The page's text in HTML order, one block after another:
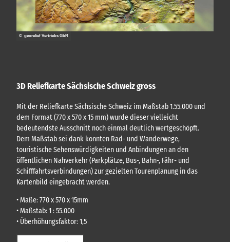
3D Reliefkarte Sächsische Schweiz gross
Mit der Reliefkarte Sächsische Schweiz im Maßstab 1.55.000 und
dem Format (770 x 570 x 15 mm) wurde dieser vielleicht
bedeutendste Ausschnitt noch einmal deutlich wertgeschöpft.
Dem Maßstab sei dank konnten Rad- und Wanderwege,
touristische Sehenswürdigkeiten und Anbindungen an den
öffentlichen Nahverkehr (Parkplätze, Bus-, Bahn-, Fähr- und
Schifffahrtsverbindungen) zur gezielten Tourenplanung in das
Kartenbild eingebracht werden.
• Maße: 770 x 570 x 15mm
• Maßstab: 1 : 55.000
• Überhöhungsfaktor: 1,5
© georelief Vertriebs GbR